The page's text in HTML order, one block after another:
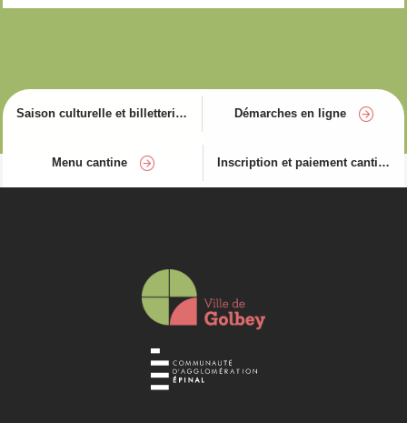
Saison culturelle et billetterie Démarches en ligne
Menu cantine Inscription et paiement cantine